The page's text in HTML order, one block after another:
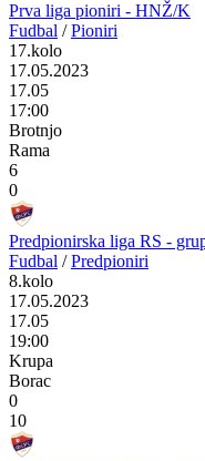
Prva liga pioniri - HNŽ/K
Fudbal / Pioniri
17.kolo
17.05.2023
17.05
17:00
Brotnjo
Rama
6
0
Predpionirska liga RS -
Fudbal / Predpioniri
8.kolo
17.05.2023
17.05
19:00
Krupa
Borac
0
10